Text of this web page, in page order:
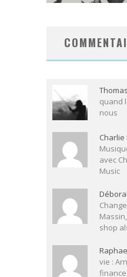
Thomas
quand
nous
avec
Music
shop
vie :